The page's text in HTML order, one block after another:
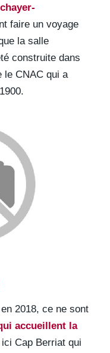
faire un voyage
la salle
construite dans
le CNAC qui a
2018, ce ne sont
accueillent la
Cap Berriat qui